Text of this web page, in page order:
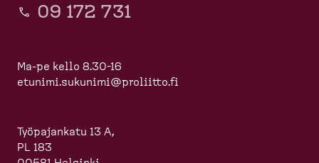
09 172 731
Ma-pe kello 8.30-16
etunimi.sukunimi@proliitto.fi
Työpajankatu 13 A,
PL 183